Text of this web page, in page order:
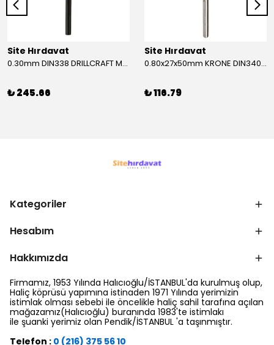
Site Hırdavat
0.30mm DIN338 DRILLCRAFT MATKAP UCU HSS 10 Adet
₺ 245.66
Site Hırdavat
0.80x27x50mm KRONE DIN340 UZUN MATKAP UCU HSS 10 Adet
₺ 116.79
Kategoriler
Hesabım
Hakkımızda
Firmamız, 1953 Yılında Halıcıoğlu/İSTANBUL'da kurulmuş olup,
Haliç köprüsü yapımına istinaden 1971 Yılında yerimizin
istimlak olması sebebi ile öncelikle haliç sahil tarafına açılan
mağazamız(Halıcıoğlu) buranında 1983'te istimlakı
ile şuanki yerimiz olan Pendik/İSTANBUL 'a taşınmıştır.
Telefon : 0 (216) 375 56 10